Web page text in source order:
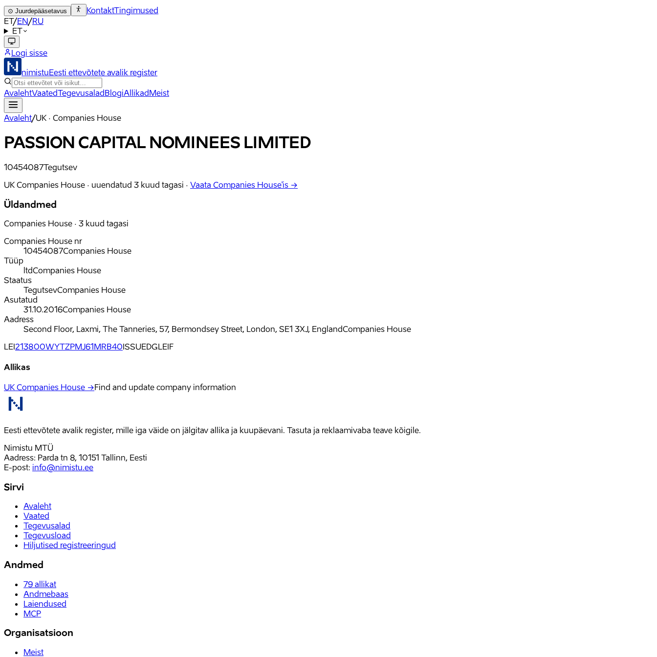
⊙ Juurdepääsetavus KontaktTingimused
ET/EN/RU
ET
Logi sisse
nimistuEesti ettevõtete avalik register
AvalehtVaatedTegevusaladBlogiAllikadMeist
Avaleht/UK · Companies House
PASSION CAPITAL NOMINEES LIMITED
10454087Tegutsev
UK Companies House · uuendatud 3 kuud tagasi · Vaata Companies House'is →
Üldandmed
Companies House · 3 kuud tagasi
Companies House nr
10454087Companies House
Tüüp
ltdCompanies House
Staatus
TegutsevCompanies House
Asutatud
31.10.2016Companies House
Aadress
Second Floor, Laxmi, The Tanneries, 57, Bermondsey Street, London, SE1 3XJ, EnglandCompanies House
LEI213800WYTZPMJ61MRB40ISSUEDGLEIF
Allikas
UK Companies House →Find and update company information
Eesti ettevõtete avalik register, mille iga väide on jälgitav allika ja kuupäevani. Tasuta ja reklaamivaba teave kõigile.
Nimistu MTÜ
Aadress: Parda tn 8, 10151 Tallinn, Eesti
E-post: info@nimistu.ee
Sirvi
Avaleht
Vaated
Tegevusalad
Tegevusload
Hiljutised registreeringud
Andmed
79 allikat
Andmebaas
Laiendused
MCP
Organisatsioon
Meist